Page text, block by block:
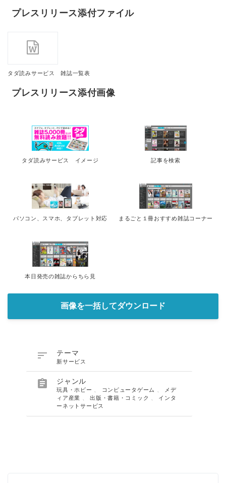
プレスリリース添付ファイル
タダ読みサービス 雑誌一覧表
プレスリリース添付画像
タダ読みサービス イメージ 記事を検索
パソコン、スマホ、タブレット対応 まるごと１冊おすすめ雑誌コーナー
本日発売の雑誌からちら見
画像を一括してダウンロード
 テーマ
新サービス
 ジャンル
玩具・ホビー コンピュータゲーム
メデ
ィア産業
、出版・書籍・コミック
インタ
ーネットサービス